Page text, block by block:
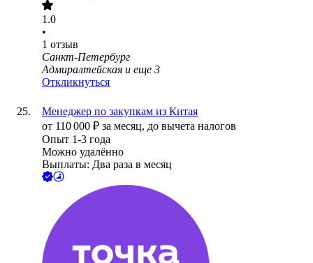
1.0
•
1 отзыв
Санкт-Петербург
Адмиралтейская и еще 3
Откликнуться
Менеджер по закупкам из Китая
от 110 000 ₽ за месяц, до вычета налогов
Опыт 1-3 года
Можно удалённо
Выплаты: Два раза в месяц